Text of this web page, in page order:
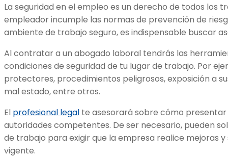
La seguridad en el empleo es un derecho de todos los
empleador incumple las normas de prevención de
ambiente de trabajo seguro, es indispensable buscar
Al contratar a un abogado laboral tendrás las
condiciones de seguridad de tu lugar de trabajo. Por
protectores, procedimientos peligrosos, exposición a
mal estado, entre otros.
El profesional legal te asesorará sobre cómo
autoridades competentes. De ser necesario, pueden
de trabajo para exigir que la empresa realice mejoras
vigente.